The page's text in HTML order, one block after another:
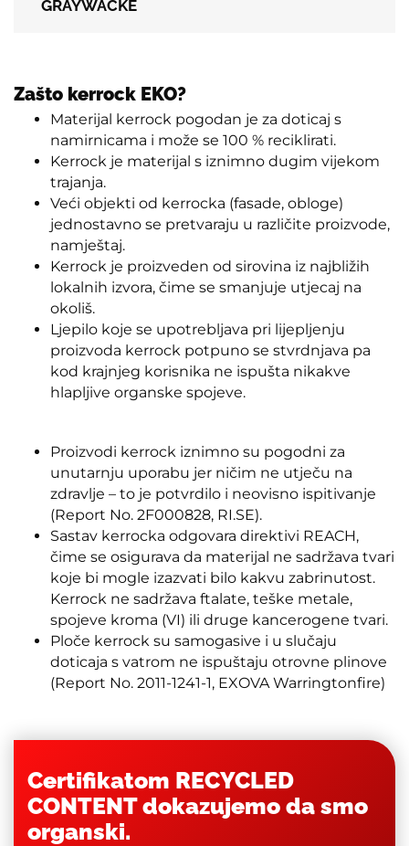
GRAYWACKE
Zašto kerrock EKO?
Materijal kerrock pogodan je za doticaj s
namirnicama i može se 100 % reciklirati.
Kerrock je materijal s iznimno dugim vijekom
trajanja.
Veći objekti od kerrocka (fasade, obloge)
jednostavno se pretvaraju u različite proizvode,
namještaj.
Kerrock je proizveden od sirovina iz najbližih
lokalnih izvora, čime se smanjuje utjecaj na
okoliš.
Ljepilo koje se upotrebljava pri lijepljenju
proizvoda kerrock potpuno se stvrdnjava pa
kod krajnjeg korisnika ne ispušta nikakve
hlapljive organske spojeve.
Proizvodi kerrock iznimno su pogodni za
unutarnju uporabu jer ničim ne utječu na
zdravlje – to je potvrdilo i neovisno ispitivanje
(Report No. 2F000828, RI.SE).
Sastav kerrocka odgovara direktivi REACH,
čime se osigurava da materijal ne sadržava tvari
koje bi mogle izazvati bilo kakvu zabrinutost.
Kerrock ne sadržava ftalate, teške metale,
spojeve kroma (VI) ili druge kancerogene tvari.
Ploče kerrock su samogasive i u slučaju
doticaja s vatrom ne ispuštaju otrovne plinove
(Report No. 2011-1241-1, EXOVA Warringtonfire)
Certifikatom RECYCLED
CONTENT dokazujemo da smo
organski.